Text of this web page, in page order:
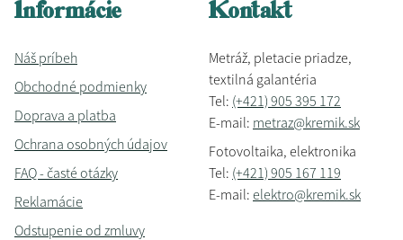
Informácie
Náš príbeh
Obchodné podmienky
Doprava a platba
Ochrana osobných údajov
FAQ - časté otázky
Reklamácie
Odstupenie od zmluvy
Kontakt
Metráž, pletacie priadze,
textilná galantéria
Tel: (+421) 905 395 172
E-mail: metraz@kremik.sk
Fotovoltaika, elektronika
Tel: (+421) 905 167 119
E-mail: elektro@kremik.sk